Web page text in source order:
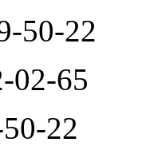
50-22
02-65
22